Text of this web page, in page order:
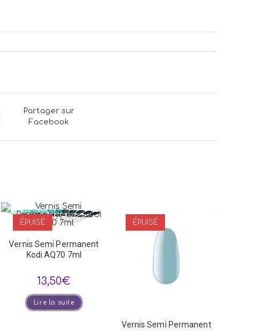
Partager sur
Facebook
ÉPUISÉ
Vernis Semi Permanent
Kodi AQ70 7ml
13,50€
Lire la suite
ÉPUISÉ
Vernis Semi Permanent